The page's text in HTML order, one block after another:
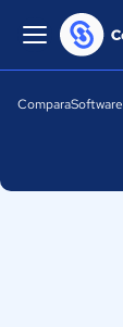
ComparaSoftware